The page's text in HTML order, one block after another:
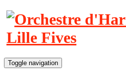
Toggle navigation